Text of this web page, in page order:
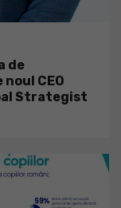
de
CEO
Strategist